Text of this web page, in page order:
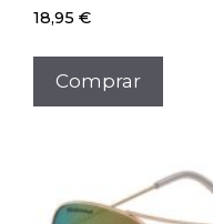
18,95 €
Comprar